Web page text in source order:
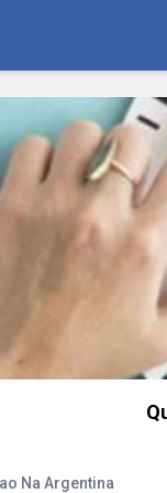
Na Argentina